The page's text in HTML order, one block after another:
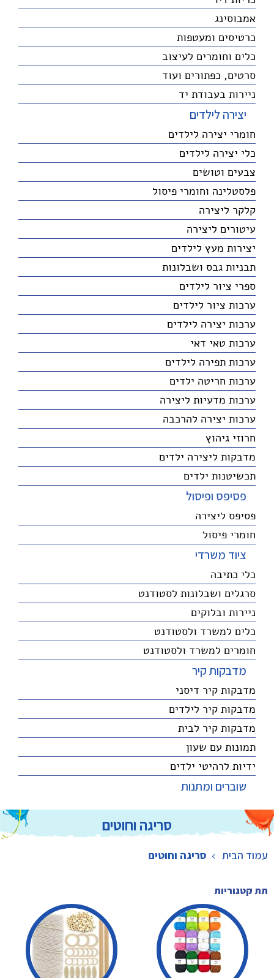
אמבוסינג
כרטיסים ומעטפות
כלים וחומרים לעיצוב
סרטים, כפתורים ועוד
ניירות בעבודת יד
יצירה לילדים
חומרי יצירה לילדים
כלי יצירה לילדים
צבעים וטושים
פלסטלינה וחומרי פיסול
קלקר ליצירה
עיטורים ליצירה
יצירות מעץ לילדים
תבניות גבס ושבלונות
ספרי ציור לילדים
ערכות ציור לילדים
ערכות יצירה לילדים
ערכות טאי דאי
ערכות תפירה לילדים
ערכות חריטה ילדים
ערכות מדעיות ליצירה
ערכות יצירה להרכבה
חרוזי גיהוץ
מדבקות ליצירה ילדים
תכשיטנות ילדים
פסיפס ופיסול
פסיפס ליצירה
חומרי פיסול
ציוד משרדי
כלי כתיבה
סרגלים ושבלונות לסטודנט
ניירות ובלוקים
כלים למשרד ולסטודנט
חומרים למשרד ולסטודנט
מדבקות קיר
מדבקות קיר דיסני
מדבקות קיר לילדים
מדבקות קיר לבית
תמונות עם שעון
ידיות לרהיטי ילדים
שוברים ומתנות
סריגה וחוטים
עמוד הבית סריגה וחוטים
תת קטגוריות